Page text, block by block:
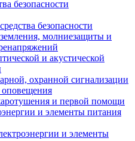
безопасности
безопасности
молниезащиты и
и акустической
охранной сигнализации
оповещения
и первой помощи
и элементы питания
и элементы